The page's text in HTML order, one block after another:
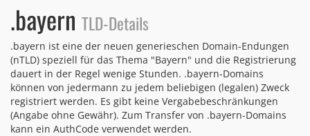
.bayern TLD-Details
.bayern ist eine der neuen generieschen Domain-Endungen
(nTLD) speziell für das Thema "Bayern" und die Registrierung
dauert in der Regel wenige Stunden. .bayern-Domains
können von jedermann zu jedem beliebigen (legalen) Zweck
registriert werden. Es gibt keine Vergabebeschränkungen
(Angabe ohne Gewähr). Zum Transfer von .bayern-Domains
kann ein AuthCode verwendet werden.